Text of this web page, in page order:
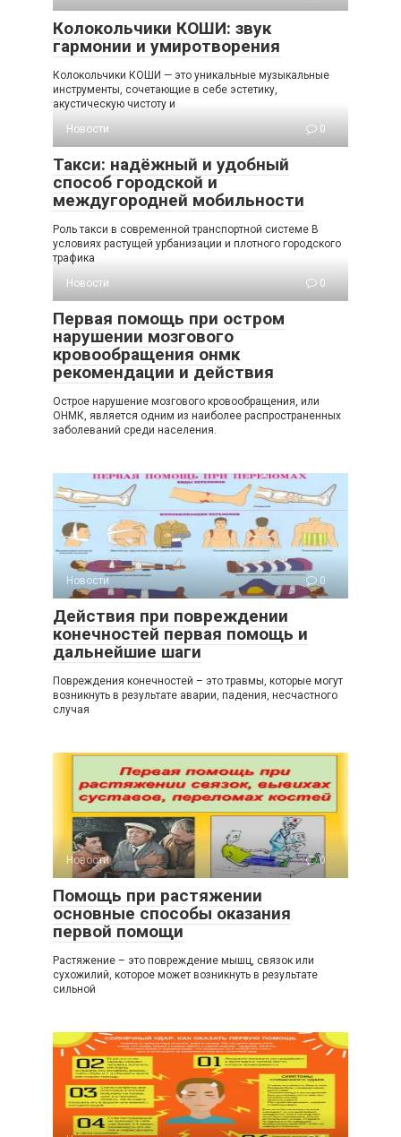
Колокольчики КОШИ: звук
гармонии и умиротворения
Колокольчики КОШИ — это уникальные музыкальные
инструменты, сочетающие в себе эстетику,
акустическую чистоту и
Новости
0
Такси: надёжный и удобный
способ городской и
междугородней мобильности
Роль такси в современной транспортной системе В
условиях растущей урбанизации и плотного городского
трафика
Новости
0
Первая помощь при остром
нарушении мозгового
кровообращения онмк
рекомендации и действия
Острое нарушение мозгового кровообращения, или
ОНМК, является одним из наиболее распространенных
заболеваний среди населения.
Новости 0
Действия при повреждении
конечностей первая помощь и
дальнейшие шаги
Повреждения конечностей – это травмы, которые могут
возникнуть в результате аварии, падения, несчастного
случая
Новости 0
Помощь при растяжении
основные способы оказания
первой помощи
Растяжение – это повреждение мышц, связок или
сухожилий, которое может возникнуть в результате
сильной